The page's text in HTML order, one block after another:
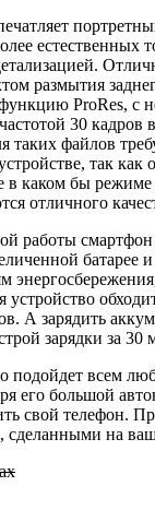
естественных
размытия
ProRes, с
30 кадров
таких файлов
так
в каком бы
отличного
работы смартфон
батарее
А зарядить
зарядки за 30
подойдет всем
его большой
свой телефон.
на